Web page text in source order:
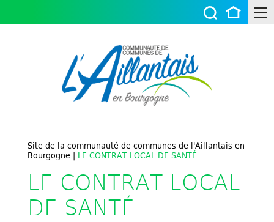
Site de la communauté de communes de l'Aillantais en
Bourgogne | LE CONTRAT LOCAL DE SANTÉ
LE CONTRAT LOCAL
DE SANTÉ